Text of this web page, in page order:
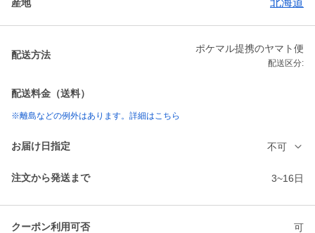
産地 北海道
配送方法
ポケマル提携のヤマト便
配送区分:
配送料金（送料）
※離島などの例外はあります。詳細はこちら
お届け日指定 不可
注文から発送まで 3~16日
クーポン利用可否 可